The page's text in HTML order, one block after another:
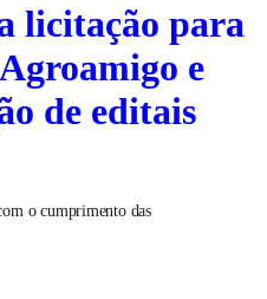
licitação para
e
de editais
o cumprimento das